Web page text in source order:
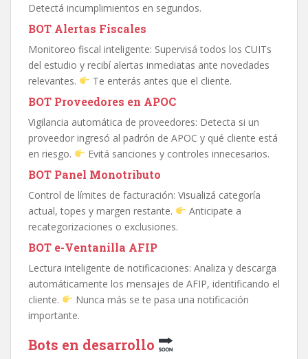
Detectá incumplimientos en segundos.
BOT Alertas Fiscales
Monitoreo fiscal inteligente: Supervisá todos los CUITs
del estudio y recibí alertas inmediatas ante novedades
relevantes.
Te enterás antes que el cliente.
BOT Proveedores en APOC
Vigilancia automática de proveedores: Detecta si un
proveedor ingresó al padrón de APOC y qué cliente está
en riesgo.
Evitá sanciones y controles innecesarios.
BOT Panel Monotributo
Control de límites de facturación: Visualizá categoría
actual, topes y margen restante.
Anticipate a
recategorizaciones o exclusiones.
BOT e-Ventanilla AFIP
Lectura inteligente de notificaciones: Analiza y descarga
automáticamente los mensajes de AFIP, identificando el
cliente.
Nunca más se te pasa una notificación
importante.
Bots en desarrollo